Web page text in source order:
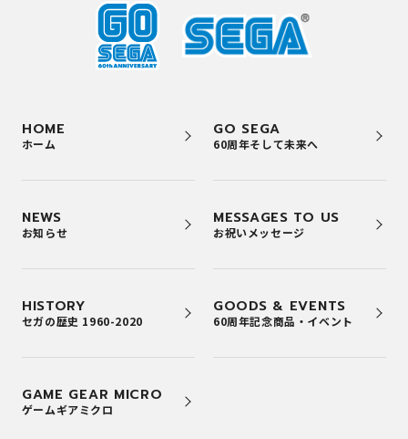
HOME
ホーム
GO SEGA
60周年そして未来へ
NEWS
お知らせ
MESSAGES TO US
お祝いメッセージ
HISTORY
セガの歴史 1960-2020
GOODS & EVENTS
60周年記念商品・イベント
GAME GEAR MICRO
ゲームギアミクロ